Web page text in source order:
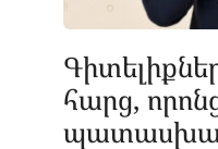
հարց,